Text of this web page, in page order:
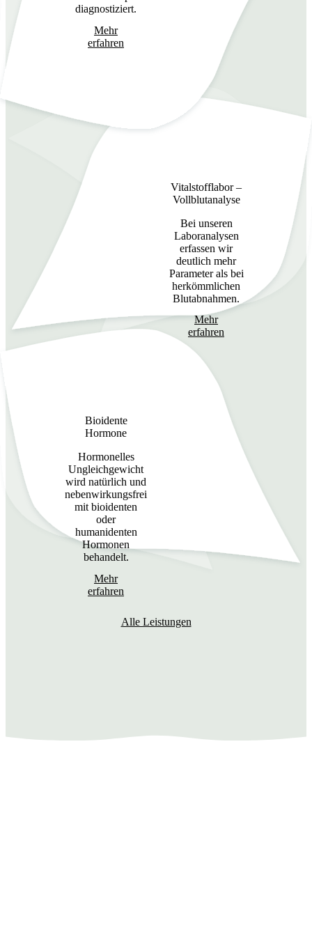
diagnostiziert.
Mehr
erfahren
Vitalstofflabor –
Vollblutanalyse
Bei unseren
Laboranalysen
erfassen wir
deutlich mehr
Parameter als bei
herkömmlichen
Blutabnahmen.
Mehr
erfahren
Bioidente
Hormone
Hormonelles
Ungleichgewicht
wird natürlich und
nebenwirkungsfrei
mit bioidenten
oder
humanidenten
Hormonen
behandelt.
Mehr
erfahren
Alle Leistungen